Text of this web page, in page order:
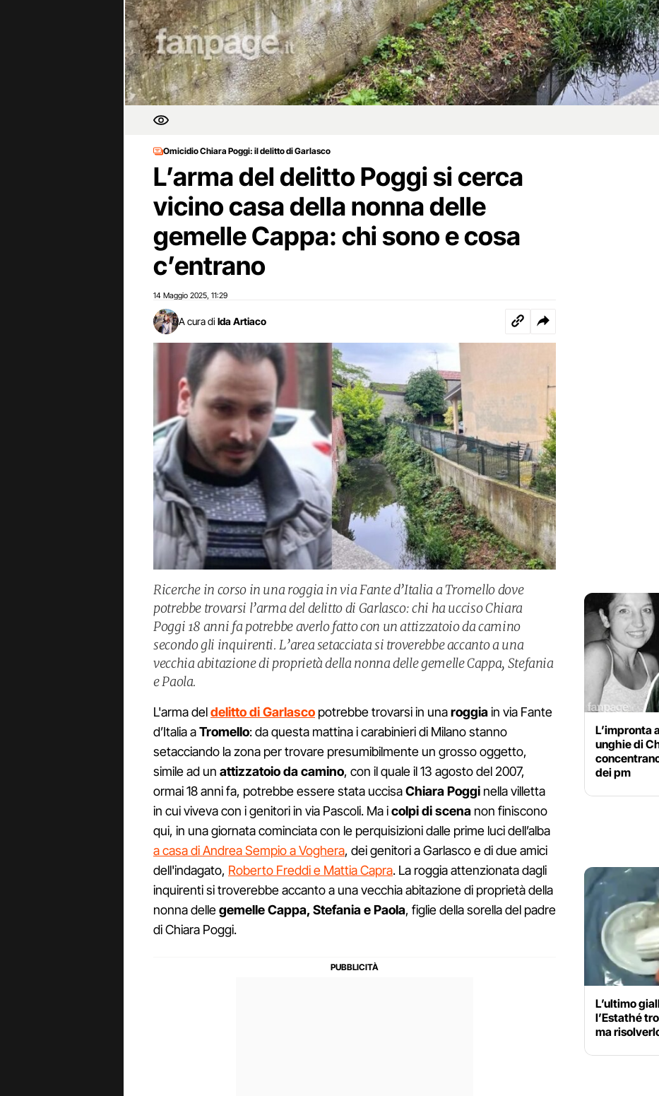
Omicidio Chiara Poggi: il delitto di Garlasco
L’arma del delitto Poggi si cerca
vicino casa della nonna delle
gemelle Cappa: chi sono e cosa
c’entrano
14 Maggio 2025 11:29
A cura di Ida Artiaco
Ricerche in corso in una roggia in via Fante d’Italia a Tromello dove
potrebbe trovarsi l’arma del delitto di Garlasco: chi ha ucciso Chiara
Poggi 18 anni fa potrebbe averlo fatto con un attizzatoio da camino
secondo gli inquirenti. L’area setacciata si troverebbe accanto a una
vecchia abitazione di proprietà della nonna delle gemelle Cappa, Stefania
e Paola.
L'arma deldelitto di Garlasco potrebbe trovarsi in unaroggiain via Fante
d’Italia aTromello: da questa mattina i carabinieri di Milano stanno
setacciando la zona per trovare presumibilmente un grosso oggetto,
simile ad un attizzatoiodacamino, con il quale il 13 agosto del 2007,
ormai 18 anni fa, potrebbe essere stata uccisaChiara Poggi nella villetta
in cui viveva con i genitori in via Pascoli. Ma icolpi di scena non finiscono
qui, in una giornata cominciata con le perquisizioni dalle prime luci dell’alba
a casa di Andrea Sempio a Voghera, dei genitori a Garlasco e di due amici
dell'indagato, Roberto Freddi e Mattia Capra. La roggia attenzionata dagli
inquirenti si troverebbe accanto a una vecchia abitazione di proprietà della
nonna dellegemelle Cappa, Stefania e Paola, figlie della sorella del padre
di Chiara Poggi.
L’impronta
unghie di
dei pm
L’ultimo
l’Estathé
ma